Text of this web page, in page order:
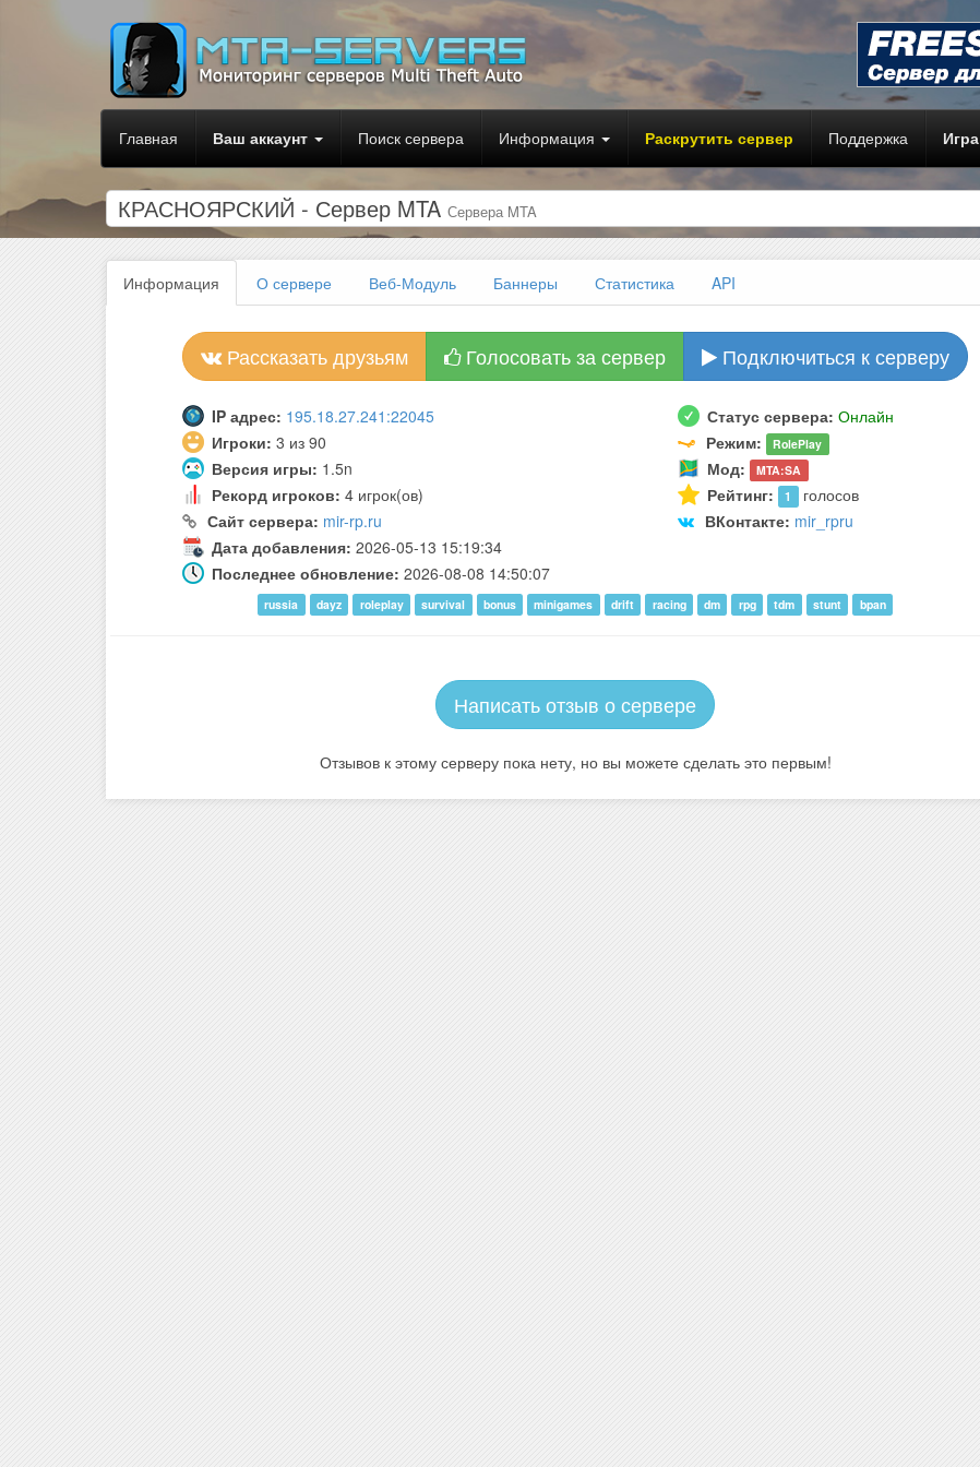
Главная Ваш аккаунт Поиск сервера Информация Раскрутить сервер Поддержка Игра
КРАСНОЯРСКИЙ - Сервер MTA Сервера MTA
Информация О сервере Веб-Модуль Баннеры Статистика API
Рассказать друзьям Голосовать за сервер Подключиться к серверу
IP адрес: 195.18.27.241:22045 Статус сервера: Онлайн
Игроки: 3 из 90 Режим: RolePlay
Версия игры: 1.5n Мод: MTA:SA
Рекорд игроков: 4 игрок(ов) Рейтинг: 1 голосов
Сайт сервера: mir-rp.ru ВКонтакте: mir_rpru
Дата добавления: 2026-05-13 15:19:34
Последнее обновление: 2026-08-08 14:50:07
russia dayz roleplay survival bonus minigames drift racing dm rpg tdm stunt bpan
Написать отзыв о сервере
Отзывов к этому серверу пока нету, но вы можете сделать это первым!